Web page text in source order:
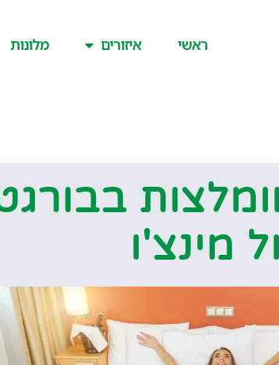
ראשי
איזורים מלונות
מינצ'ו